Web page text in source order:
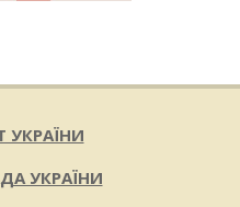
УКРАЇНИ
УКРАЇНИ